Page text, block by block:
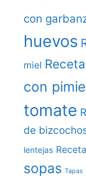
con
huevos
miel
con
tomate
de
lentejas
sopas Tapas